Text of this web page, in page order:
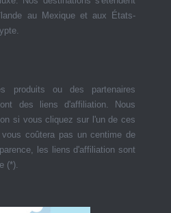
au Mexique et aux États-
produits ou des partenaires
des liens d'affiliation. Nous
si vous cliquez sur l'un de ces
coûtera pas un centime de
les liens d'affiliation sont
(*).